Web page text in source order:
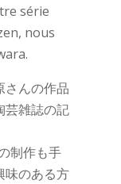
série
nous
さんの作品
芸雑誌の記
制作も手
味のある方